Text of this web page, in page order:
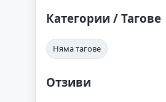
Категории / Тагове
Няма тагове
Отзиви